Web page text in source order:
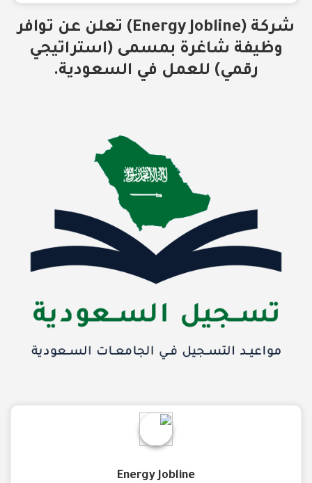
شركة (Energy Jobline) تعلن عن توافر
وظيفة شاغرة بمسمى (استراتيجي
رقمي) للعمل في السعودية.
Energy Jobline